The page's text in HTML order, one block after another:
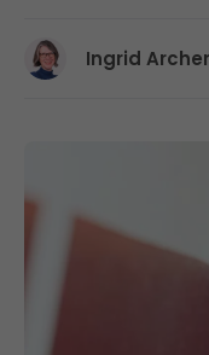
Ingrid Archer